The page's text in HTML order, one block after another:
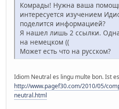
Комрады! Нужна ваша
интересуется изучением
поделится информацией?
Я нашел лишь 2 ссылки.
на немецком ((
Может есть что на русском?
Idiom Neutral es lingu multe bon. Ist
http://www.pagef30.com/2010/05/
neutral.html